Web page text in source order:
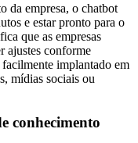
da empresa, o chatbot
e estar pronto para o
que as empresas
ajustes conforme
facilmente implantado em
mídias sociais ou
conhecimento